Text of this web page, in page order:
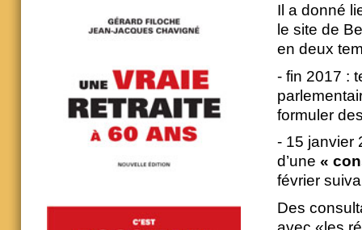
Il a donné
le site de
en deux
- fin 2017 :
formuler
- 15 janvier
d’une «
février
Des